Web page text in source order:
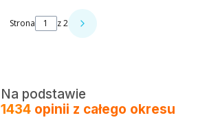
Strona z 2
Na podstawie
1434opinii z całego okresu